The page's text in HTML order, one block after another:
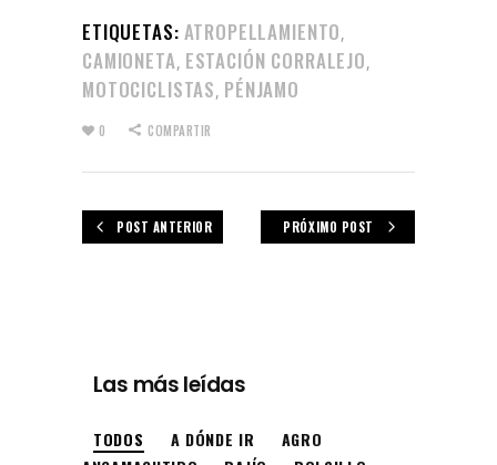
ETIQUETAS: ATROPELLAMIENTO,
CAMIONETA, ESTACIÓN CORRALEJO,
MOTOCICLISTAS, PÉNJAMO
0 COMPARTIR
POST ANTERIOR PRÓXIMO POST
Las más leídas
TODOS A DÓNDE IR
AGRO